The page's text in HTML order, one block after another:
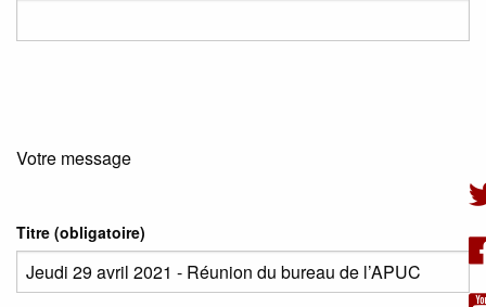
Votre message
Titre (obligatoire)